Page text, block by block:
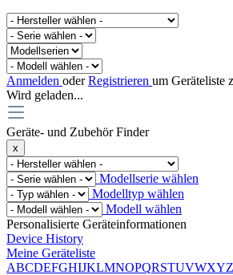
Anmelden oderRegistrieren um Geräteliste
Wird geladen...
Geräte- und Zubehör Finder
x
Modellserie wählen
Modelltyp wählen
Modell wählen
Personalisierte Geräteinformationen
Device History
Meine Geräteliste
ABCDEFGHIJKLMNOPQRSTUVWXYZ